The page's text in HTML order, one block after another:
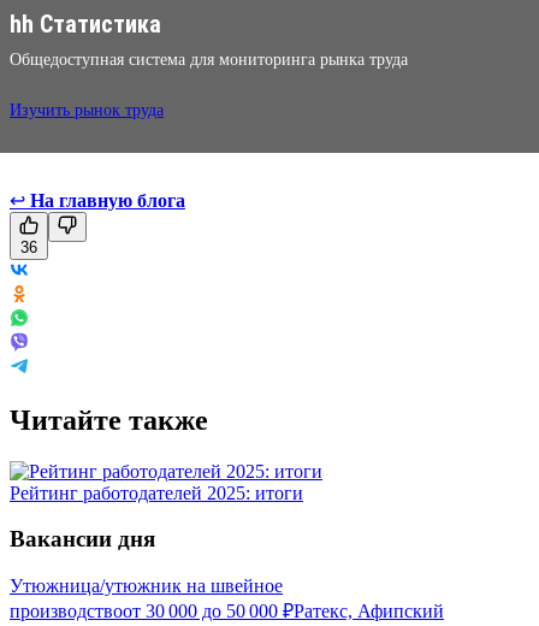
hh Статистика
Общедоступная система для мониторинга рынка труда
Изучить рынок труда
↩ На главную блога
36
Читайте также
Рейтинг работодателей 2025: итоги
Вакансии дня
Утюжница/утюжник на швейное
производствоот 30 000 до 50 000 ₽Ратекс, Афипский